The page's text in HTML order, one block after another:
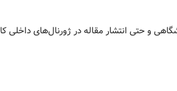
و حتی انتشار مقاله در ژورنال‌های داخلی